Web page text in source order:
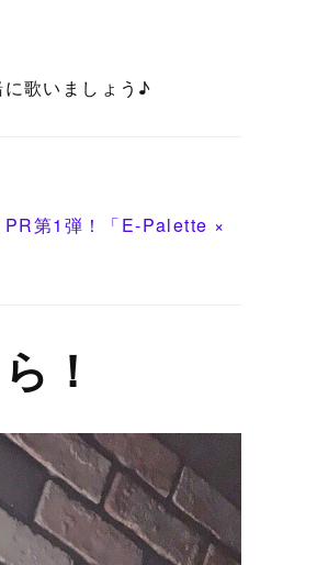
歌いましょう♪
PR第1弾！「E-Palette ×
！